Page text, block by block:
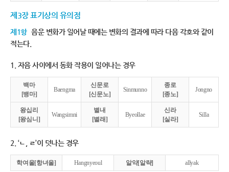
제3장 표기상의 유의점
제1항 음운 변화가 일어날 때에는 변화의 결과에 따라 다음 각호와 같이
적는다.
1. 자음 사이에서 동화 작용이 일어나는 경우
백마
[뱅마]
Baengma
신문로
[신문노]
Sinmunno
종로
[종노]
Jongno
왕십리
[왕심니]
Wangsimni
별내
[별래]
Byeollae
신라
[실라]
Silla
2. ‘ㄴ, ㄹ’이 덧나는 경우
학여울[항녀울] Hangnyeoul 알약[알략] allyak